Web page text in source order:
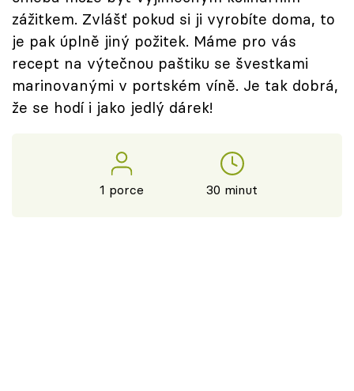
Přihlášení
Sledujte nás
zážitkem. Zvlášť pokud si ji vyrobíte doma, to
je pak úplně jiný požitek. Máme pro vás
recept na výtečnou paštiku se švestkami
marinovanými v portském víně. Je tak dobrá,
že se hodí i jako jedlý dárek!
1 porce 30 minut